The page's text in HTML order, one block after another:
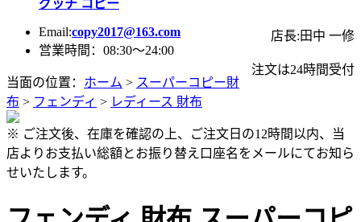
グッチ コピー
Email:copy2017@163.com
店長:田中 一修
営業時間：08:30～24:00
注文は24時間受付
当面の位置： ホーム > スーパーコピー財
布 > フェンディ > レディース 財布
※ ご注文後、在庫を確認の上、ご注文日の12時間以内、当
店よりお支払い総額とお振り替え口座名をメールにてお知ら
せいたします。